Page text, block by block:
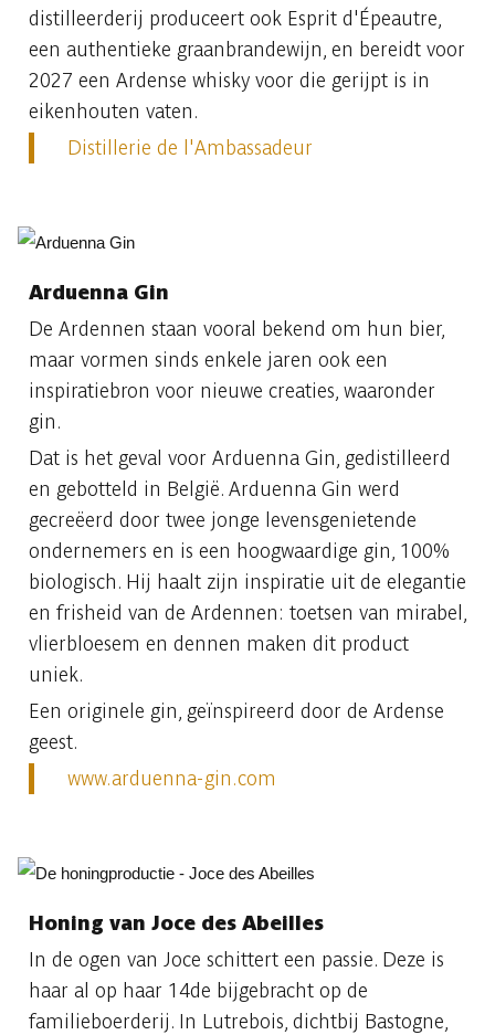
distilleerderij produceert ook Esprit d'Épeautre,
een authentieke graanbrandewijn, en bereidt voor
2027 een Ardense whisky voor die gerijpt is in
eikenhouten vaten.
Distillerie de l'Ambassadeur
Arduenna Gin
De Ardennen staan vooral bekend om hun bier,
maar vormen sinds enkele jaren ook een
inspiratiebron voor nieuwe creaties, waaronder
gin.
Dat is het geval voor Arduenna Gin, gedistilleerd
en gebotteld in België. Arduenna Gin werd
gecreëerd door twee jonge levensgenietende
ondernemers en is een hoogwaardige gin, 100%
biologisch. Hij haalt zijn inspiratie uit de elegantie
en frisheid van de Ardennen: toetsen van mirabel,
vlierbloesem en dennen maken dit product
uniek.
Een originele gin, geïnspireerd door de Ardense
geest.
www.arduenna-gin.com
Honing van Joce des Abeilles
In de ogen van Joce schittert een passie. Deze is
haar al op haar 14de bijgebracht op de
familieboerderij. In Lutrebois, dichtbij Bastogne,